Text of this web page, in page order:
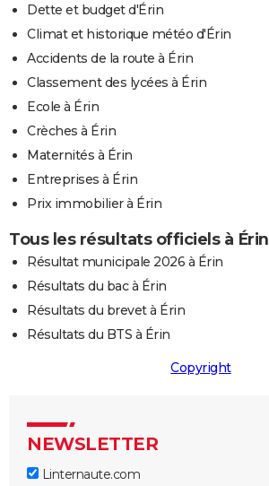
Dette et budget d'Érin
Climat et historique météo d'Érin
Accidents de la route à Érin
Classement des lycées à Érin
Ecole à Érin
Crèches à Érin
Maternités à Érin
Entreprises à Érin
Prix immobilier à Érin
Tous les résultats officiels à Érin
Résultat municipale 2026 à Érin
Résultats du bac à Érin
Résultats du brevet à Érin
Résultats du BTS à Érin
Copyright
NEWSLETTER
Linternaute.com